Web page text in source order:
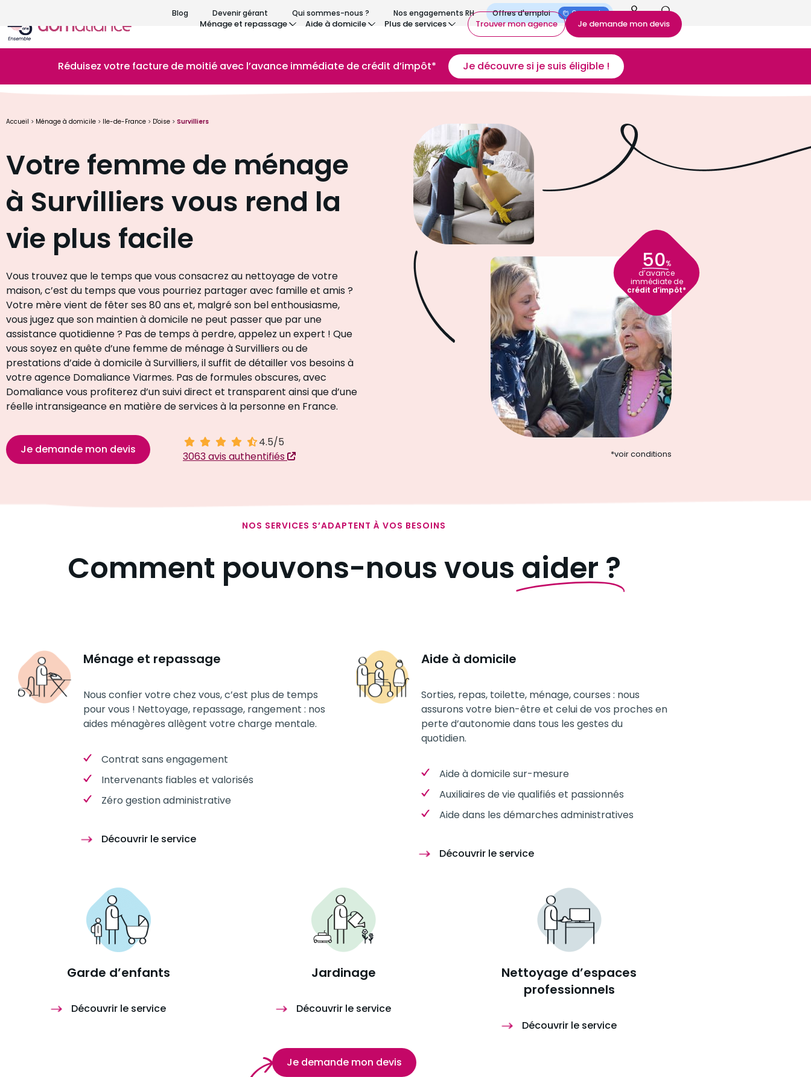
Blog Devenir gérant Qui sommes-nous ? Nos engagements RH On recrute
Ménage et repassage Aide à domicile Plus de services Trouver mon agence Je demande mon devis
Réduisez votre facture de moitié avec l’avance immédiate de crédit d’impôt* Je découvre si je suis éligible !
Accueil > Ménage à domicile > Ile-de-France > D'oise > Survilliers
Votre femme de ménage
à Survilliers vous rend la
vie plus facile
Vous trouvez que le temps que vous consacrez au nettoyage de votre
maison, c’est du temps que vous pourriez partager avec famille et amis ?
Votre mère vient de fêter ses 80 ans et, malgré son bel enthousiasme,
vous jugez que son maintien à domicile ne peut passer que par une
assistance quotidienne ? Pas de temps à perdre, appelez un expert ! Que
vous soyez en quête d’une femme de ménage à Survilliers ou de
prestations d’aide à domicile à Survilliers, il suffit de détailler vos besoins à
votre agence Domaliance Viarmes. Pas de formules obscures, avec
Domaliance vous profiterez d’un suivi direct et transparent ainsi que d’une
réelle intransigeance en matière de services à la personne en France.
Je demande mon devis 4.5 sur 5
4.5/5
3063 avis authentifiés
50%
d’avance
immédiate de
crédit d’impôt*
*voir conditions
NOS SERVICES S’ADAPTENT À VOS BESOINS
Comment pouvons-nous vous aider ?
Ménage et repassage
Nous confier votre chez vous, c’est plus de temps
pour vous ! Nettoyage, repassage, rangement : nos
aides ménagères allègent votre charge mentale.
Contrat sans engagement
Intervenants fiables et valorisés
Zéro gestion administrative
Découvrir le service
Aide à domicile
Sorties, repas, toilette, ménage, courses : nous
assurons votre bien-être et celui de vos proches en
perte d’autonomie dans tous les gestes du
quotidien.
Aide à domicile sur-mesure
Auxiliaires de vie qualifiés et passionnés
Aide dans les démarches administratives
Découvrir le service
Garde d’enfants
Découvrir le service
Jardinage
Découvrir le service
Nettoyage d’espaces
professionnels
Découvrir le service
Je demande mon devis